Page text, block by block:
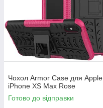
Чохол Armor Case для Apple
iPhone XS Max Rose
Готово до відправки